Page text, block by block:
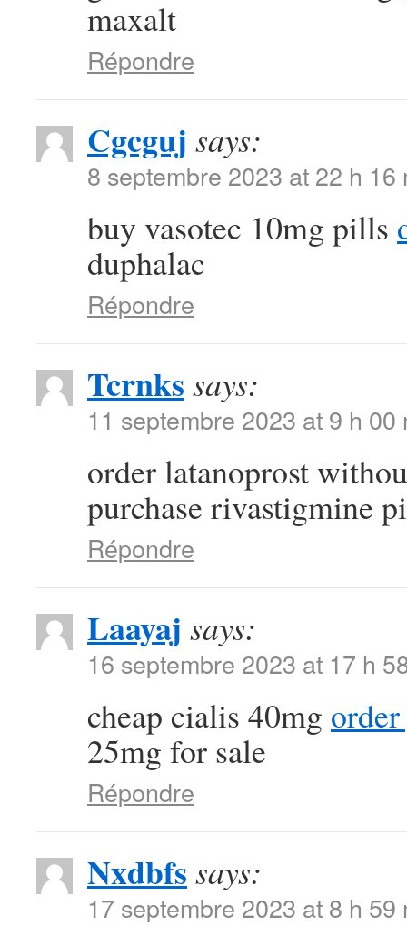
maxalt
Répondre
Cgcguj says:
8 septembre 2023 at 22 h 16
buy vasotec 10mg pills
duphalac
Répondre
Tcrnks says:
11 septembre 2023 at 9 h 00
order latanoprost
purchase rivastigmine
Répondre
Laayaj says:
16 septembre 2023 at 17 h
cheap cialis 40mg
25mg for sale
Répondre
Nxdbfs says:
17 septembre 2023 at 8 h 59